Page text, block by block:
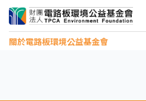
關於電路板環境公益基金會